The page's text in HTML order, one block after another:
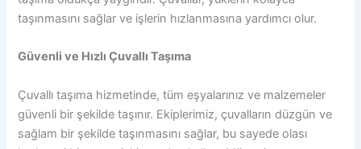
taşınmasını sağlar ve işlerin hızlanmasına yardımcı olur.
Güvenli ve Hızlı Çuvallı Taşıma
Çuvallı taşıma hizmetinde, tüm eşyalarınız ve malzemeler
güvenli bir şekilde taşınır. Ekiplerimiz, çuvalların düzgün ve
sağlam bir şekilde taşınmasını sağlar, bu sayede olası